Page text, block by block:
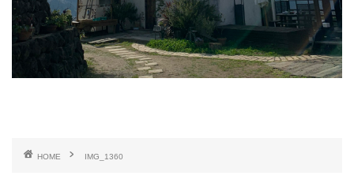
HOME IMG_1360